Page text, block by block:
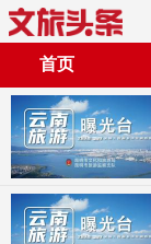
首页